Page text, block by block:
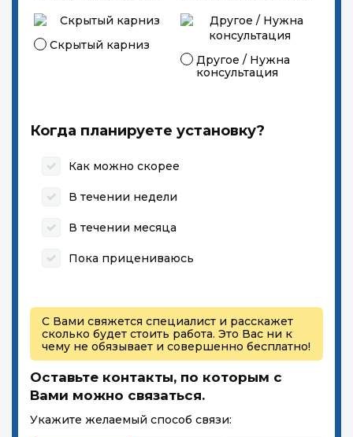
Скрытый карниз
Другое / Нужна
консультация
Когда планируете установку?
Как можно скорее
В течении недели
В течении месяца
Пока прицениваюсь
С Вами свяжется специалист и расскажет
сколько будет стоить работа. Это Вас ни к
чему не обязывает и совершенно бесплатно!
Оставьте контакты, по которым с
Вами можно связаться.
Укажите желаемый способ связи: